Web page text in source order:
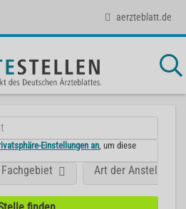
aerzteblatt.de
Einstellungen an , um diese
Fachgebiet Art der Anstellung